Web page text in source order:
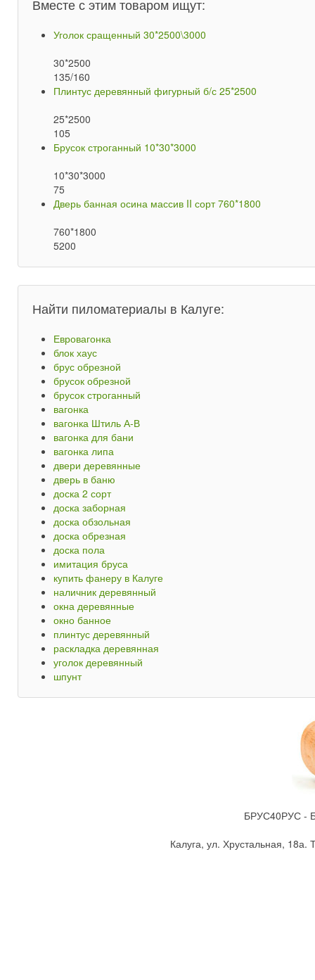
Вместе с этим товаром ищут:
Уголок сращенный 30*2500\3000
30*2500
135/160
Плинтус деревянный фигурный б/с 25*2500
25*2500
105
Брусок строганный 10*30*3000
10*30*3000
75
Дверь банная осина массив II сорт 760*1800
760*1800
5200
Найти пиломатериалы в Калуге:
Евровагонка
блок хаус
брус обрезной
брусок обрезной
брусок строганный
вагонка
вагонка Штиль А-В
вагонка для бани
вагонка липа
двери деревянные
дверь в баню
доска 2 сорт
доска заборная
доска обзольная
доска обрезная
доска пола
имитация бруса
купить фанеру в Калуге
наличник деревянный
окна деревянные
окно банное
плинтус деревянный
раскладка деревянная
уголок деревянный
шпунт
БРУС40РУС -
Калуга, ул. Хрустальная,